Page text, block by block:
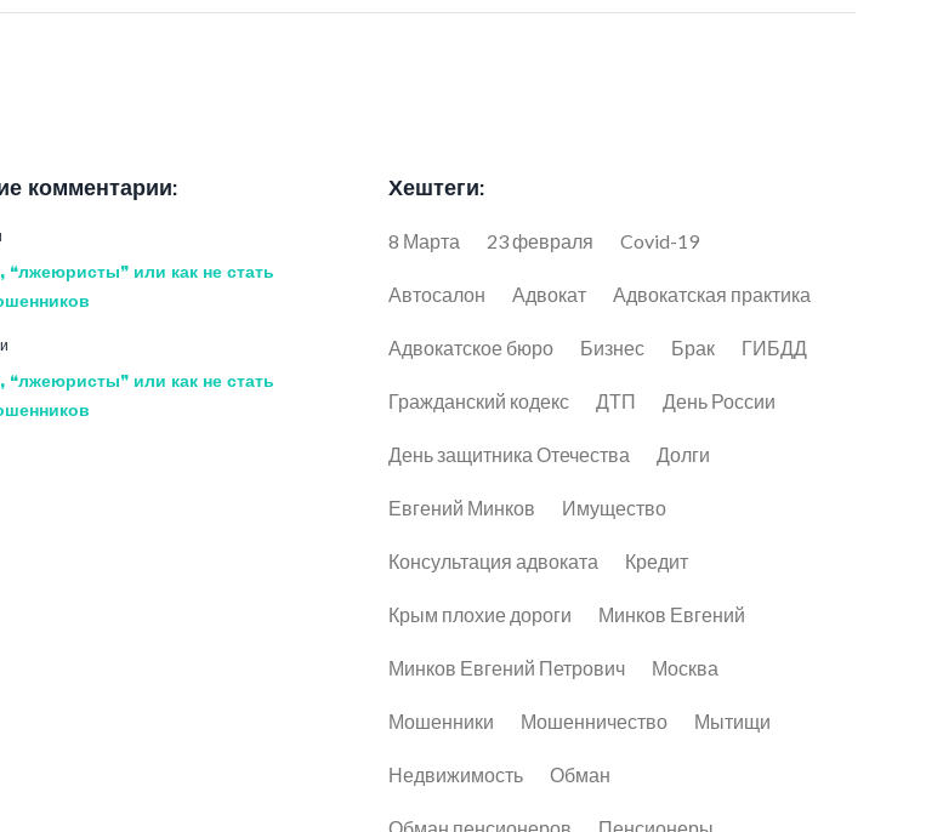
комментарии:
“лжеюристы” или как не стать
“лжеюристы” или как не стать
Хештеги:
8 Марта 23 февраля Covid-19
Автосалон Адвокат Адвокатская практика
Адвокатское бюро Бизнес Брак ГИБДД
Гражданский кодекс ДТП День России
День защитника Отечества Долги
Евгений Минков Имущество
Консультация адвоката Кредит
Крым плохие дороги Минков Евгений
Минков Евгений Петрович Москва
Мошенники Мошенничество Мытищи
Недвижимость Обман